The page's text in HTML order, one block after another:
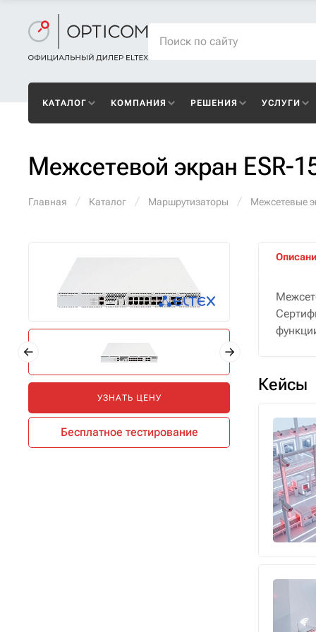
КАТАЛОГ КОМПАНИЯ РЕШЕНИЯ УСЛУГИ
Межсетевой экран ESR-
Главная Каталог Маршрутизаторы Межсетевые
УЗНАТЬ ЦЕНУ
Бесплатное тестирование
Кейсы